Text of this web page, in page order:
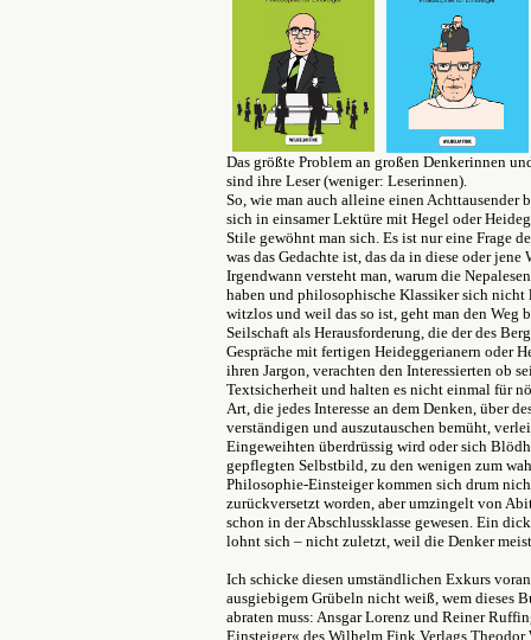
Das größte Problem an großen Denkerinnen
sind ihre Leser (weniger: Leserinnen).
So, wie man auch alleine einen
sich in einsamer Lektüre mit Hegel oder
Stile gewöhnt man sich. Es ist nur eine Frage
was das Gedachte ist, das da in diese oder
Irgendwann versteht man, warum die
haben und philosophische Klassiker sich nicht
witzlos und weil das so ist, geht man den Weg
Seilschaft als Herausforderung, die der des
Gespräche mit fertigen Heideggerianern oder
ihren Jargon, verachten den Interessierten ob
Textsicherheit und halten es nicht einmal für
Art, die jedes Interesse an dem Denken, über
verständigen und auszutauschen bemüht,
Eingeweihten überdrüssig wird oder sich
gepflegten Selbstbild, zu den wenigen zum
Philosophie-Einsteiger kommen sich drum
zurückversetzt worden, aber umzingelt von
schon in der Abschlussklasse gewesen. Ein
lohnt sich – nicht zuletzt, weil die Denker
Ich schicke diesen umständlichen Exkurs
ausgiebigem Grübeln nicht weiß, wem dieses
abraten muss: Ansgar Lorenz und Reiner
Einsteiger« des Wilhelm Fink Verlags